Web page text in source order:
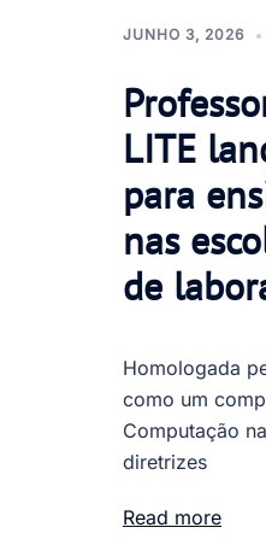
JUNHO 3, 2026
LITE
para
nas
de
Homologada
como um
Computação
diretrizes
Read more